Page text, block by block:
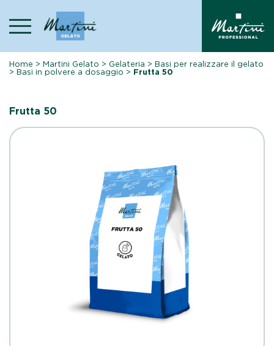
content
Home >Martini Gelato > Gelateria >Basi per realizzare il gelato
>Basi in polvere a dosaggio > Frutta 50
Frutta 50